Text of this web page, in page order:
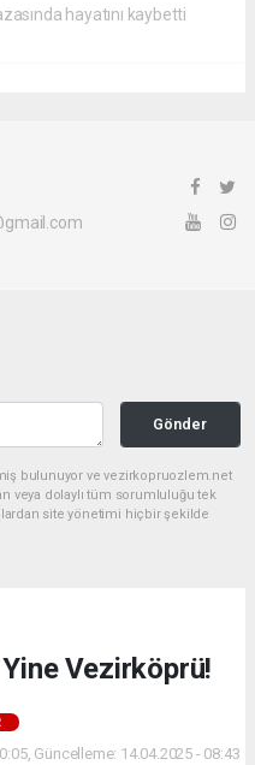
hayatını kaybetti
Gönder
bulunuyor ve vezirkopruozlem.net
veya dolaylı tüm sorumluluğu tek
site yönetimi hiçbir şekilde
Vezirköprü!
Güncelleme: 14.04.2025 - 08:43